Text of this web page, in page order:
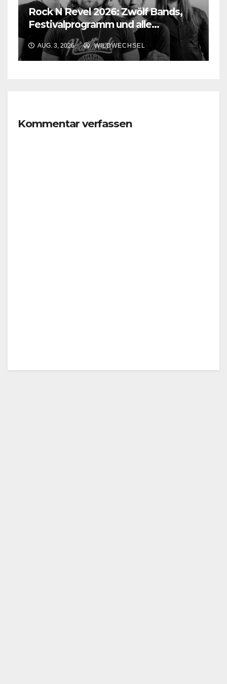
Rock N Revel 2026: Zwölf Bands,
Festivalprogramm und alle
wichtigen Informationen!
AUG. 3, 2026 WILDWECHSEL
Kommentar verfassen